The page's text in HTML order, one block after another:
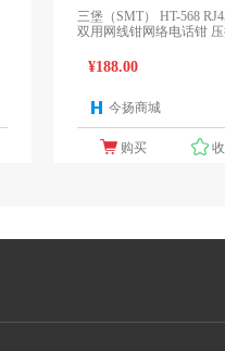
三堡（SMT） HT-568
双用网线钳网络电话钳
¥188.00
今扬商城
购买